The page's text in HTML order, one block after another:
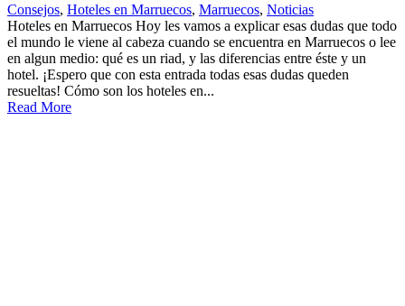
Consejos, Hoteles en Marruecos, Marruecos, Noticias
Hoteles en Marruecos Hoy les vamos a explicar esas dudas que todo
el mundo le viene al cabeza cuando se encuentra en Marruecos o lee
en algun medio: qué es un riad, y las diferencias entre éste y un
hotel. ¡Espero que con esta entrada todas esas dudas queden
resueltas! Cómo son los hoteles en...
Read More